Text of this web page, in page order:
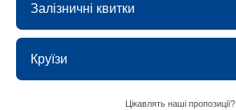
Залізничні квитки
Круїзи
Цікавлять наші пропозиції?